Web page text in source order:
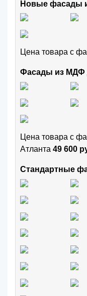
Новые фасады
Цена товара с
Фасады из МДФ
Цена товара с
Атланта 49 600
Стандартные